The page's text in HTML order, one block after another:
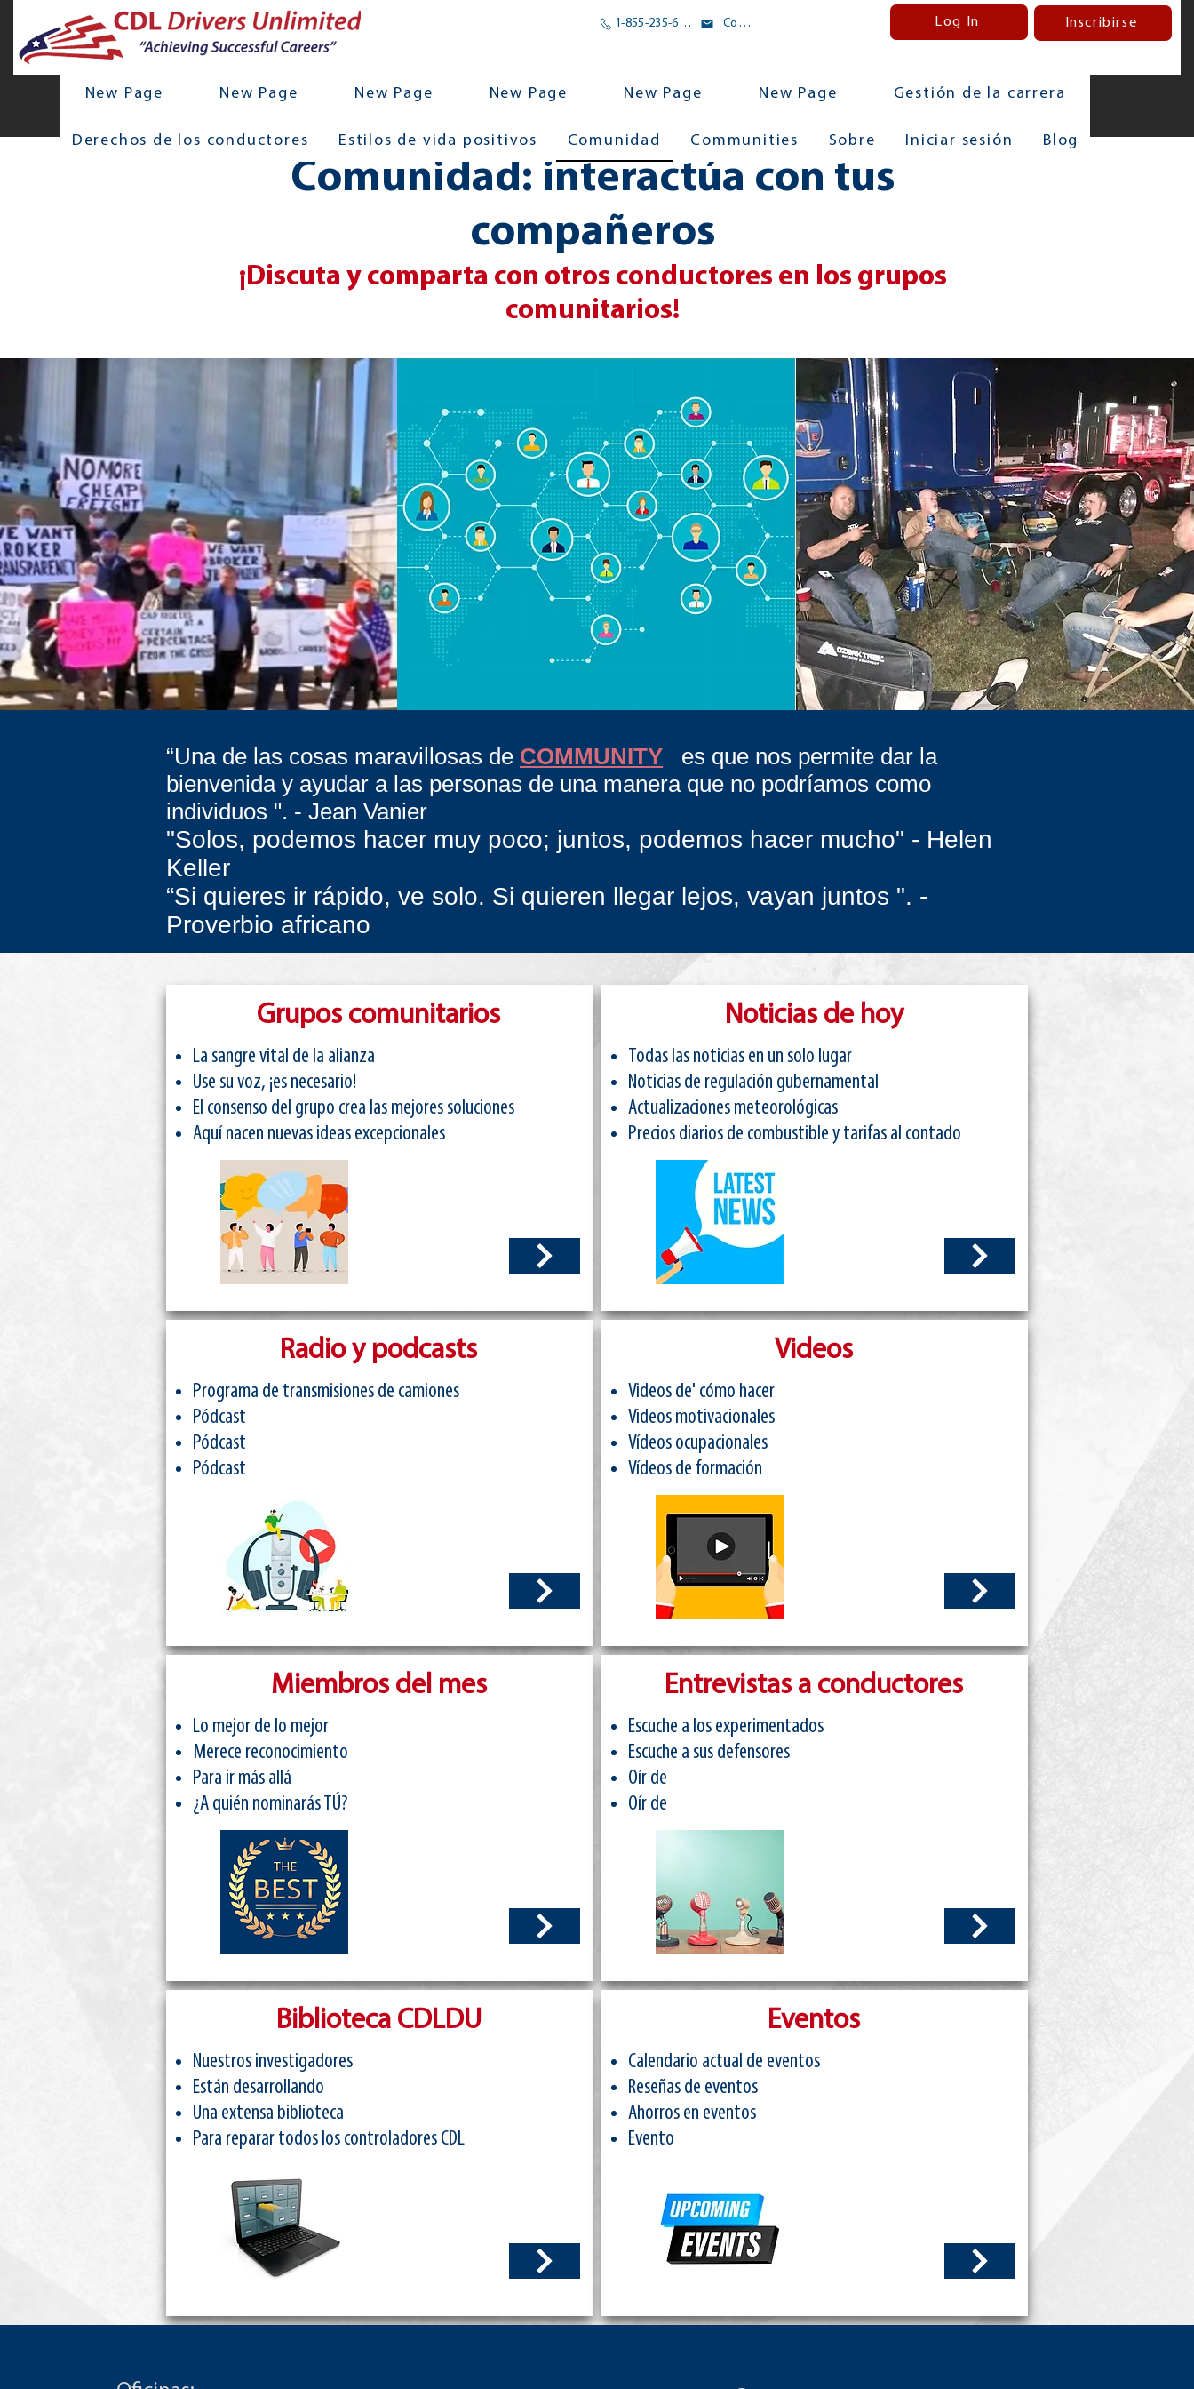
1-855-235-6500 Correo electrónico Log In Inscribirse
New Page New Page New Page New Page New Page New Page Gestión de la carrera
Derechos de los conductores Estilos de vida positivos Comunidad Communities Sobre Iniciar sesión Blog
Comunidad: interactúa con tus
compañeros
¡Discuta y comparta con otros conductores en los grupos
comunitarios!
“Una de las cosas maravillosas de COMMUNITY
es que nos permite dar la
bienvenida y ayudar a las personas de una manera que no podríamos como
individuos ". - Jean Vanier
"Solos, podemos hacer muy poco; juntos, podemos hacer mucho" - Helen
Keller
“Si quieres ir rápido, ve solo. Si quieren llegar lejos, vayan juntos ". -
Proverbio africano
Grupos comunitarios
La sangre vital de la alianza
Use su voz, ¡es necesario!
El consenso del grupo crea las mejores soluciones
Aquí nacen nuevas ideas excepcionales
Radio y podcasts
Programa de transmisiones de camiones
Pódcast
Pódcast
Pódcast
Miembros del mes
Lo mejor de lo mejor
Merece reconocimiento
Para ir más allá
¿A quién nominarás TÚ?
Biblioteca CDLDU
Nuestros investigadores
Están desarrollando
Una extensa biblioteca
Para reparar todos los controladores CDL
Noticias de hoy
Todas las noticias en un solo lugar
Noticias de regulación gubernamental
Actualizaciones meteorológicas
Precios diarios de combustible y tarifas al contado
Videos
Videos de' cómo hacer
Videos motivacionales
Vídeos ocupacionales
Vídeos de formación
Entrevistas a conductores
Escuche a los experimentados
Escuche a sus defensores
Oír de
Oír de
Eventos
Calendario actual de eventos
Reseñas de eventos
Ahorros en eventos
Evento